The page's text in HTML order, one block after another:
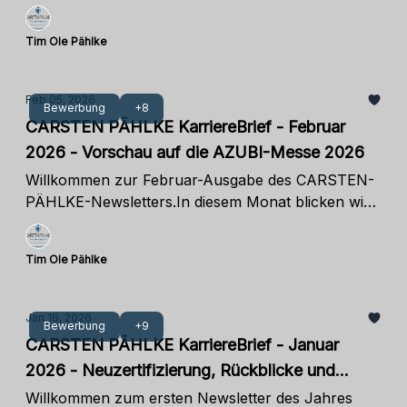
wir auf die AZUBI-Messe vom 21. Februar zurück.
Außerdem laden wir zu zwei im März
stattfindenden Veranstaltungen ein. Ich wünsche
Tim Ole Pählke
Bewerbung +8
Feb 05, 2026
CARSTEN PÄHLKE KarriereBrief - Februar
2026 - Vorschau auf die AZUBI-Messe 2026
Willkommen zur Februar-Ausgabe des CARSTEN-
PÄHLKE-Newsletters.In diesem Monat blicken wir
auf eine gelungene Informationsveranstaltung
zurück und geben einen Ausblick auf die
diesjährige AZUBI-Messe in Henstedt-Ulzburg, auf
interessanten Programm vertreten sind. Darüber
hinaus finden Sie wie gewohnt eine Übersicht über
aktuelle Stellenangebote sowie die neuesten
Zahlen zum Arbeitsmarkt. Ich wünsche Ihnen viel
Freude beim Lesen!
Tim Ole Pählke
Bewerbung +9
Jan 16, 2026
CARSTEN PÄHLKE KarriereBrief - Januar
2026 - Neuzertifizierung, Rückblicke und
Einblicke in die Ausbildung
Willkommen zum ersten Newsletter des Jahres